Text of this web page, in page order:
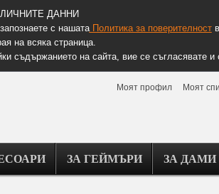
ДАННИ
с нашатаПолитика за поверителноств
на всяка страница.
съдържанието на сайта, вие се съгласявате и
Моят профил Моят
ЗА ГЕЙМЪРИ ЗА ДАМИ